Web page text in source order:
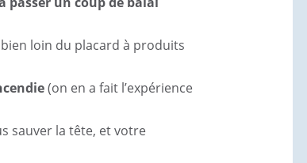
loin du placard à produits
(on en a fait l’expérience
sauver la tête, et votre
Accueil
Récurrent
de